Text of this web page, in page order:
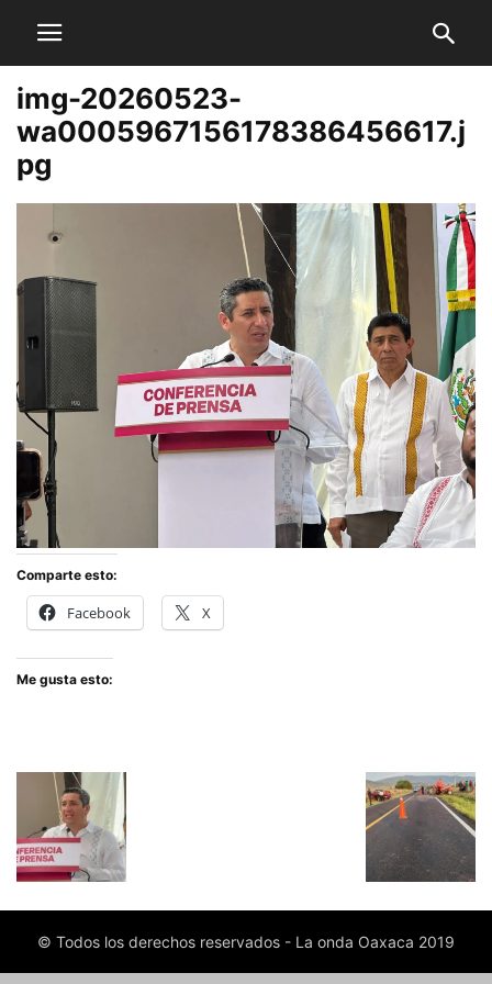
img-20260523-
wa0005967156178386456617.j
pg
Comparte esto:
Facebook X
Me gusta esto:
© Todos los derechos reservados - La onda Oaxaca 2019